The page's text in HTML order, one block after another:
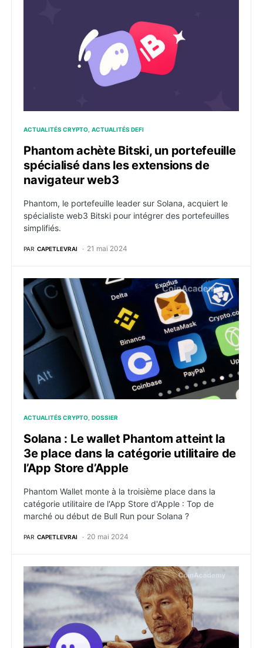
ACTUALITÉS CRYPTO ACTUALITÉS DEFI
Phantom achète Bitski, un portefeuille
spécialisé dans les extensions de
navigateur web3
Phantom, le portefeuille leader sur Solana, acquiert le
spécialiste web3 Bitski pour intégrer des portefeuilles
simplifiés.
PAR CAPETLEVRAI 21 mai 2024
Solana : Le wallet Phantom atteint la 3e place dans
ACTUALITÉS CRYPTO DOSSIER
Solana : Le wallet Phantom atteint la
3e place dans la catégorie utilitaire de
l’App Store d’Apple
Phantom Wallet monte à la troisième place dans la
catégorie utilitaire de l'App Store d'Apple : Top de
marché ou début de Bull Run pour Solana ?
PAR CAPETLEVRAI 20 mai 2024
BTC : Phantom s’apprête à intégrer le réseau Bitcoin